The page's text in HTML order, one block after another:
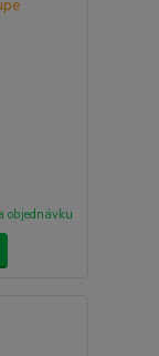
objednávku